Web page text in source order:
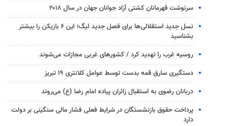
سرنوشت قهرمانان کشتی آزاد جوانان جهان در سال ۲۰۱۸
نسل جدید استقلالی‌ها برای فصل جدید لیگ؛ این ۶ بازیکن را بیشتر
بشناسید
روسیه غرب را تهدید کرد / کشورهای غربی مجازات می‌شوند
دستگیری سارق قمه بدست توسط عوامل کلانتری ۱۹ تبریز
دربانان رضوی به استقبال زائران پیاده امام رضا (ع) می‌روند
پرداخت حقوق بازنشستگان در شرایط فعلی فشار مالی سنگینی بر دولت
دارد